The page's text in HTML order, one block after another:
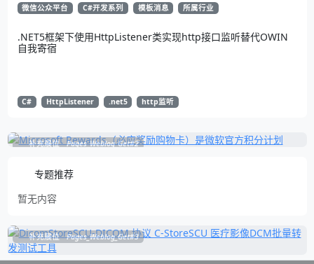
与second_class数据，为开发者提供合规通知场景开发支持
微信公众平台 C#开发系列 模板消息 所属行业
.NET5框架下使用HttpListener类实现http接口监听替代OWIN
自我寄宿
C# HttpListener .net5 http监听
补充展位 Pages_Weblog_Get#2
专题推荐
暂无内容
补充展位 Pages_Weblog_Get#3